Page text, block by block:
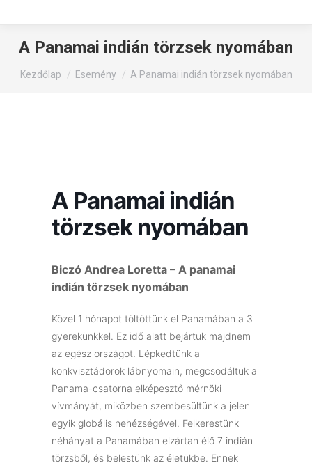
A Panamai indián törzsek nyomában
You are here:
Kezdőlap Esemény A Panamai indián törzsek nyomában
A Panamai indián
törzsek nyomában
Biczó Andrea Loretta – A panamai
indián törzsek nyomában
Közel 1 hónapot töltöttünk el Panamában a 3
gyerekünkkel. Ez idő alatt bejártuk majdnem
az egész országot. Lépkedtünk a
konkvisztádorok lábnyomain, megcsodáltuk a
Panama-csatorna elképesztő mérnöki
vívmányát, miközben szembesültünk a jelen
egyik globális nehézségével. Felkerestünk
néhányat a Panamában elzártan élő 7 indián
törzsből, és belestünk az életükbe. Ennek